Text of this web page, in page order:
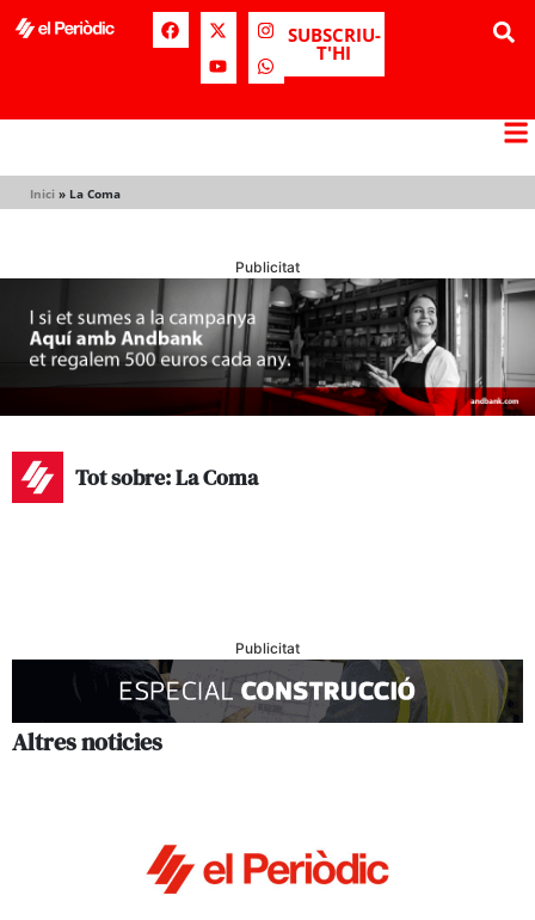
SUBSCRIU-
T'HI
Inici » La Coma
Publicitat
Tot sobre: La Coma
Publicitat
Altres noticies